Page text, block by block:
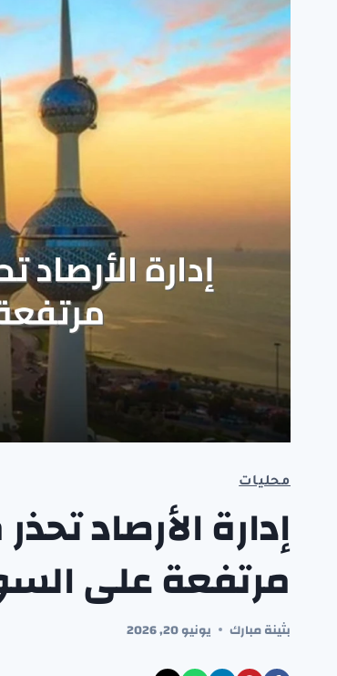
محليات
إدارة الأرصاد
مرتفعة على
بثينة مبارك يونيو 20, 2026